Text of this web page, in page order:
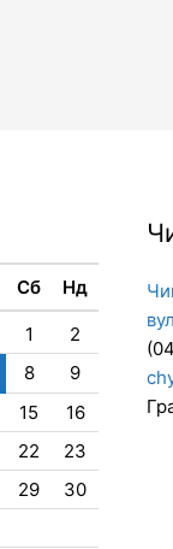
Сб Нд
1
2
8
9
15
16
22
23
29
30